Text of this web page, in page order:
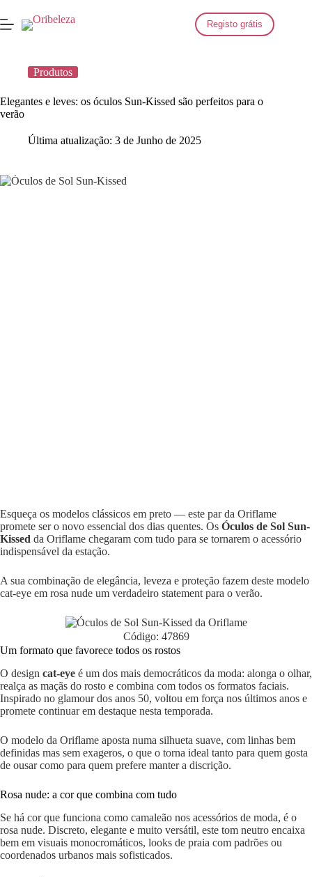
para
o
Registo grátis
Produtos
Elegantes e leves: os óculos Sun-Kissed são perfeitos para o
verão
Última atualização: 3 de Junho de 2025
Esqueça os modelos clássicos em preto — este par da Oriflame
promete ser o novo essencial dos dias quentes. Os Óculos de Sol Sun-
Kissed da Oriflame chegaram com tudo para se tornarem o acessório
indispensável da estação.
A sua combinação de elegância, leveza e proteção fazem deste modelo
cat-eye em rosa nude um verdadeiro statement para o verão.
Código: 47869
Um formato que favorece todos os rostos
O design cat-eye é um dos mais democráticos da moda: alonga o olhar,
realça as maçãs do rosto e combina com todos os formatos faciais.
Inspirado no glamour dos anos 50, voltou em força nos últimos anos e
promete continuar em destaque nesta temporada.
O modelo da Oriflame aposta numa silhueta suave, com linhas bem
definidas mas sem exageros, o que o torna ideal tanto para quem gosta
de ousar como para quem prefere manter a discrição.
Rosa nude: a cor que combina com tudo
Se há cor que funciona como camaleão nos acessórios de moda, é o
rosa nude. Discreto, elegante e muito versátil, este tom neutro encaixa
bem em visuais monocromáticos, looks de praia com padrões ou
coordenados urbanos mais sofisticados.